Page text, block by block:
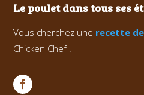
Le poulet dans tous ses
Vous cherchez une recette
Chicken Chef !